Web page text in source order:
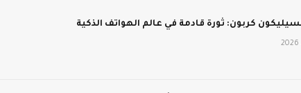
كربون: ثورة قادمة في عالم الهواتف الذكية